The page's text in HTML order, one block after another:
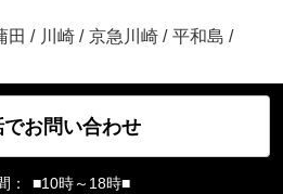
田 / 川崎 / 京急川崎 / 平和島 /
でお問い合わせ
：
■10時～18時■